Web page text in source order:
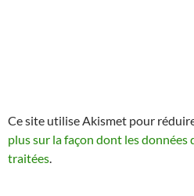
Ce site utilise Akismet pour
plus sur la façon dont les
traitées.